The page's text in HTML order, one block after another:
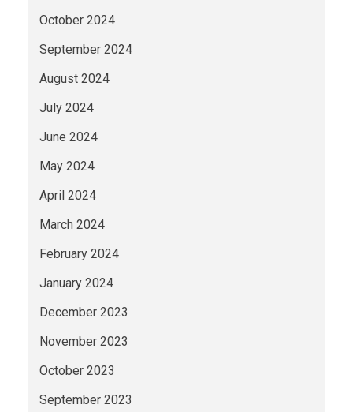
October 2024
September 2024
August 2024
July 2024
June 2024
May 2024
April 2024
March 2024
February 2024
January 2024
December 2023
November 2023
October 2023
September 2023